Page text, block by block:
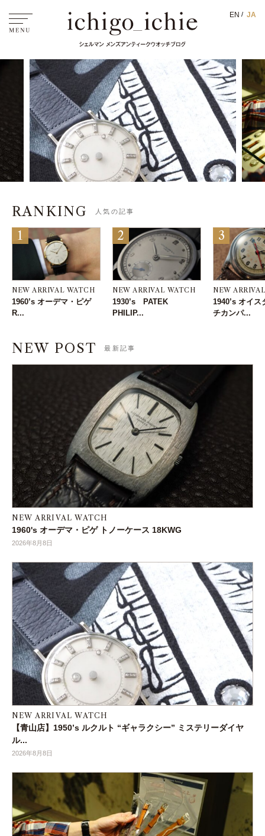
ichigo_ichie
RANKING 人気の記事
NEW ARRIVAL WATCH
1960’s オーデマ・ピゲ
R...
NEW ARRIVAL WATCH
1930’s PATEK
PHILIP...
NEW
1940’s オイス
チカンパ...
NEW POST 最新記事
NEW ARRIVAL WATCH
1960's オーデマ・ピゲ トノーケース 18KWG
2026年8月8日
NEW ARRIVAL WATCH
【青山店】1950’s ルクルト “ギャラクシー” ミステリーダイヤ
ル...
2026年8月8日
EN JA